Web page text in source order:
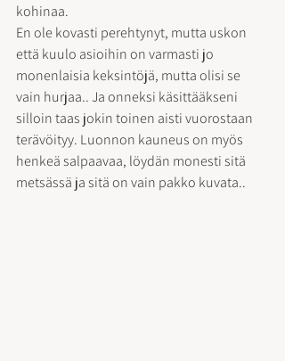
kohinaa.
En ole kovasti perehtynyt, mutta uskon
että kuulo asioihin on varmasti jo
monenlaisia keksintöjä, mutta olisi se
vain hurjaa.. Ja onneksi käsittääkseni
silloin taas jokin toinen aisti vuorostaan
terävöityy. Luonnon kauneus on myös
henkeä salpaavaa, löydän monesti sitä
metsässä ja sitä on vain pakko kuvata..